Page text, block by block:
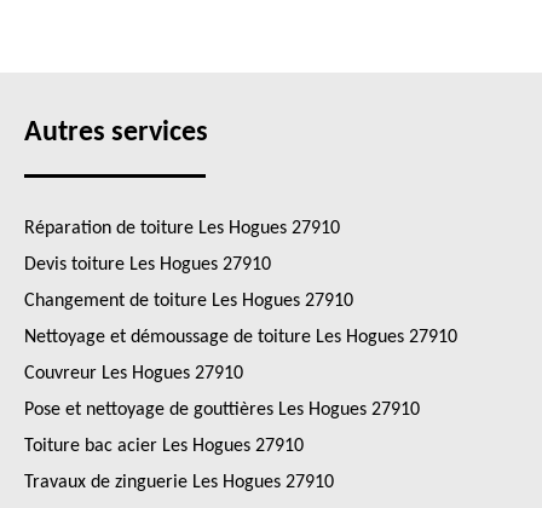
Autres services
Réparation de toiture Les Hogues 27910
Devis toiture Les Hogues 27910
Changement de toiture Les Hogues 27910
Nettoyage et démoussage de toiture Les Hogues 27910
Couvreur Les Hogues 27910
Pose et nettoyage de gouttières Les Hogues 27910
Toiture bac acier Les Hogues 27910
Travaux de zinguerie Les Hogues 27910